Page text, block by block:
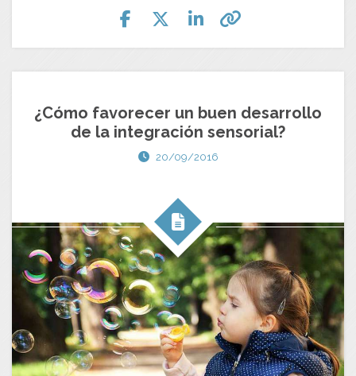
¿Cómo favorecer un buen desarrollo
de la integración sensorial?
20/09/2016